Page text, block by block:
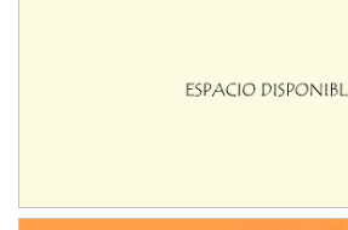
Ciudad de Trenque Lauquen (Asfalto)